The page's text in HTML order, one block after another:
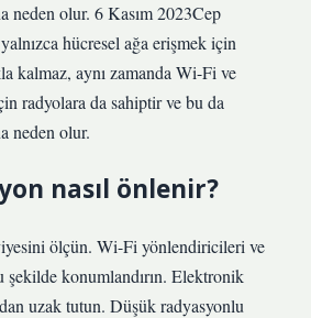
neden olur. 6 Kasım 2023Cep
hücresel ağa erişmek için
kalmaz, aynı zamanda Wi-Fi ve
radyolara da sahiptir ve bu da
neden olur.
nasıl önlenir?
ölçün. Wi-Fi yönlendiricileri ve
şekilde konumlandırın. Elektronik
uzak tutun. Düşük radyasyonlu